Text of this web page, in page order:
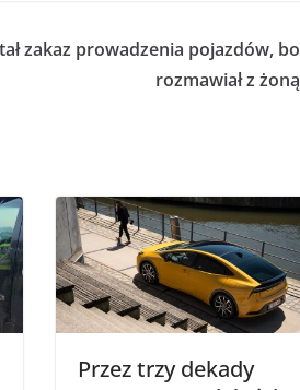
zakaz prowadzenia pojazdów, bo
rozmawiał z żoną
Przez trzy dekady